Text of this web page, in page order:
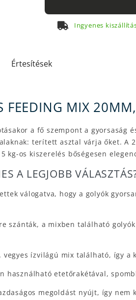
Ingyenes
Értesítések
FEEDING MIX
a fő szempont a gyorsaság
terített asztal várja őket.
kg-os kiszerelés bőségesen
A LEGJOBB
válogatva, hogy a golyók
szánták, a mixben található
vegyes ízvilágú mix található, így
használható etetőrakétával,
megoldást nyújt, így